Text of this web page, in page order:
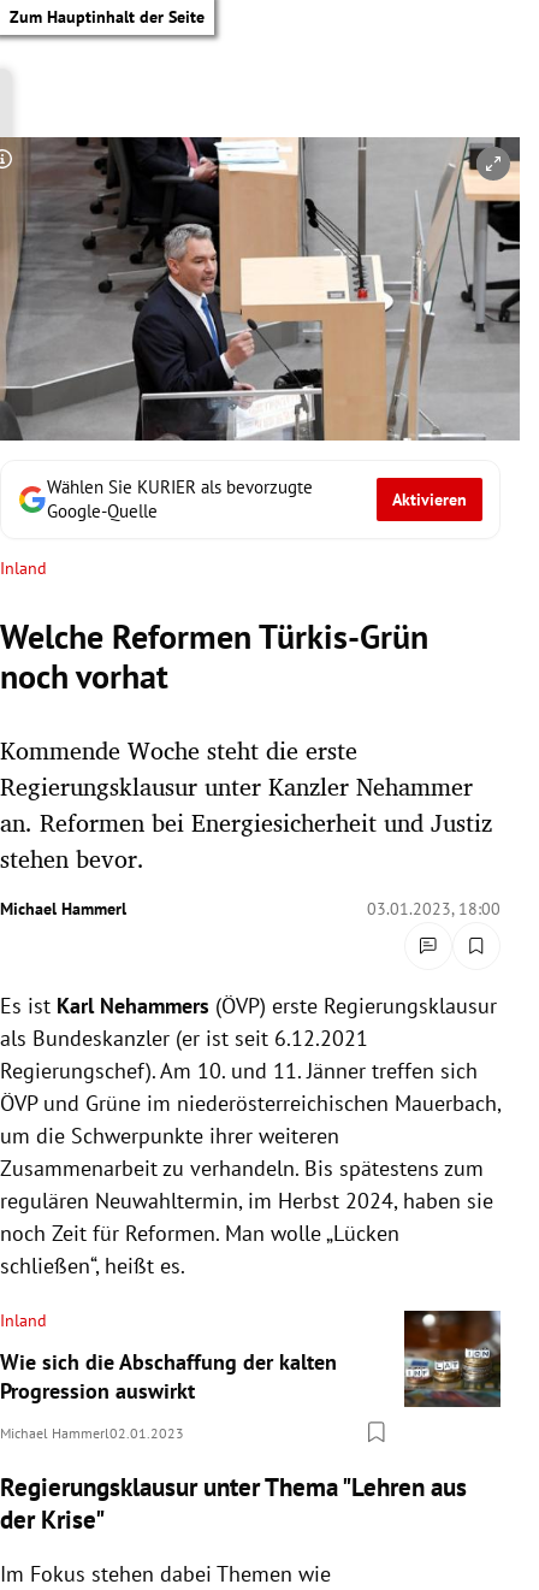
Zum Hauptinhalt der Seite
Untermenü
Untermenü
Untermenü
Untermenü
Untermenü
Untermenü
Untermenü
Untermenü
Untermenü
Wählen Sie KURIER als bevorzugte
Google-Quelle
Aktivieren
Inland
Welche Reformen Türkis-Grün
noch vorhat
Kommende Woche steht die erste
Regierungsklausur unter Kanzler Nehammer
an. Reformen bei Energiesicherheit und Justiz
stehen bevor.
Michael Hammerl 03.01.2023, 18:00
Copyright-Hinweis öffnen/schließen
Es ist Karl Nehammers (ÖVP) erste Regierungsklausur
als Bundeskanzler (er ist seit 6.12.2021
Regierungschef). Am 10. und 11. Jänner treffen sich
ÖVP und Grüne im niederösterreichischen Mauerbach,
um die Schwerpunkte ihrer weiteren
Zusammenarbeit zu verhandeln. Bis spätestens zum
regulären Neuwahltermin, im Herbst 2024, haben sie
noch Zeit für Reformen. Man wolle „Lücken
schließen“, heißt es.
Inland
Wie sich die Abschaffung der kalten
Progression auswirkt
Michael Hammerl02.01.2023
Regierungsklausur unter Thema "Lehren aus
der Krise"
Im Fokus stehen dabei Themen wie